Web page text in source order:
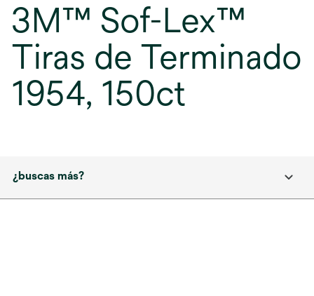
3M™ Sof-Lex™
Tiras de Terminado
1954, 150ct
¿buscas más?